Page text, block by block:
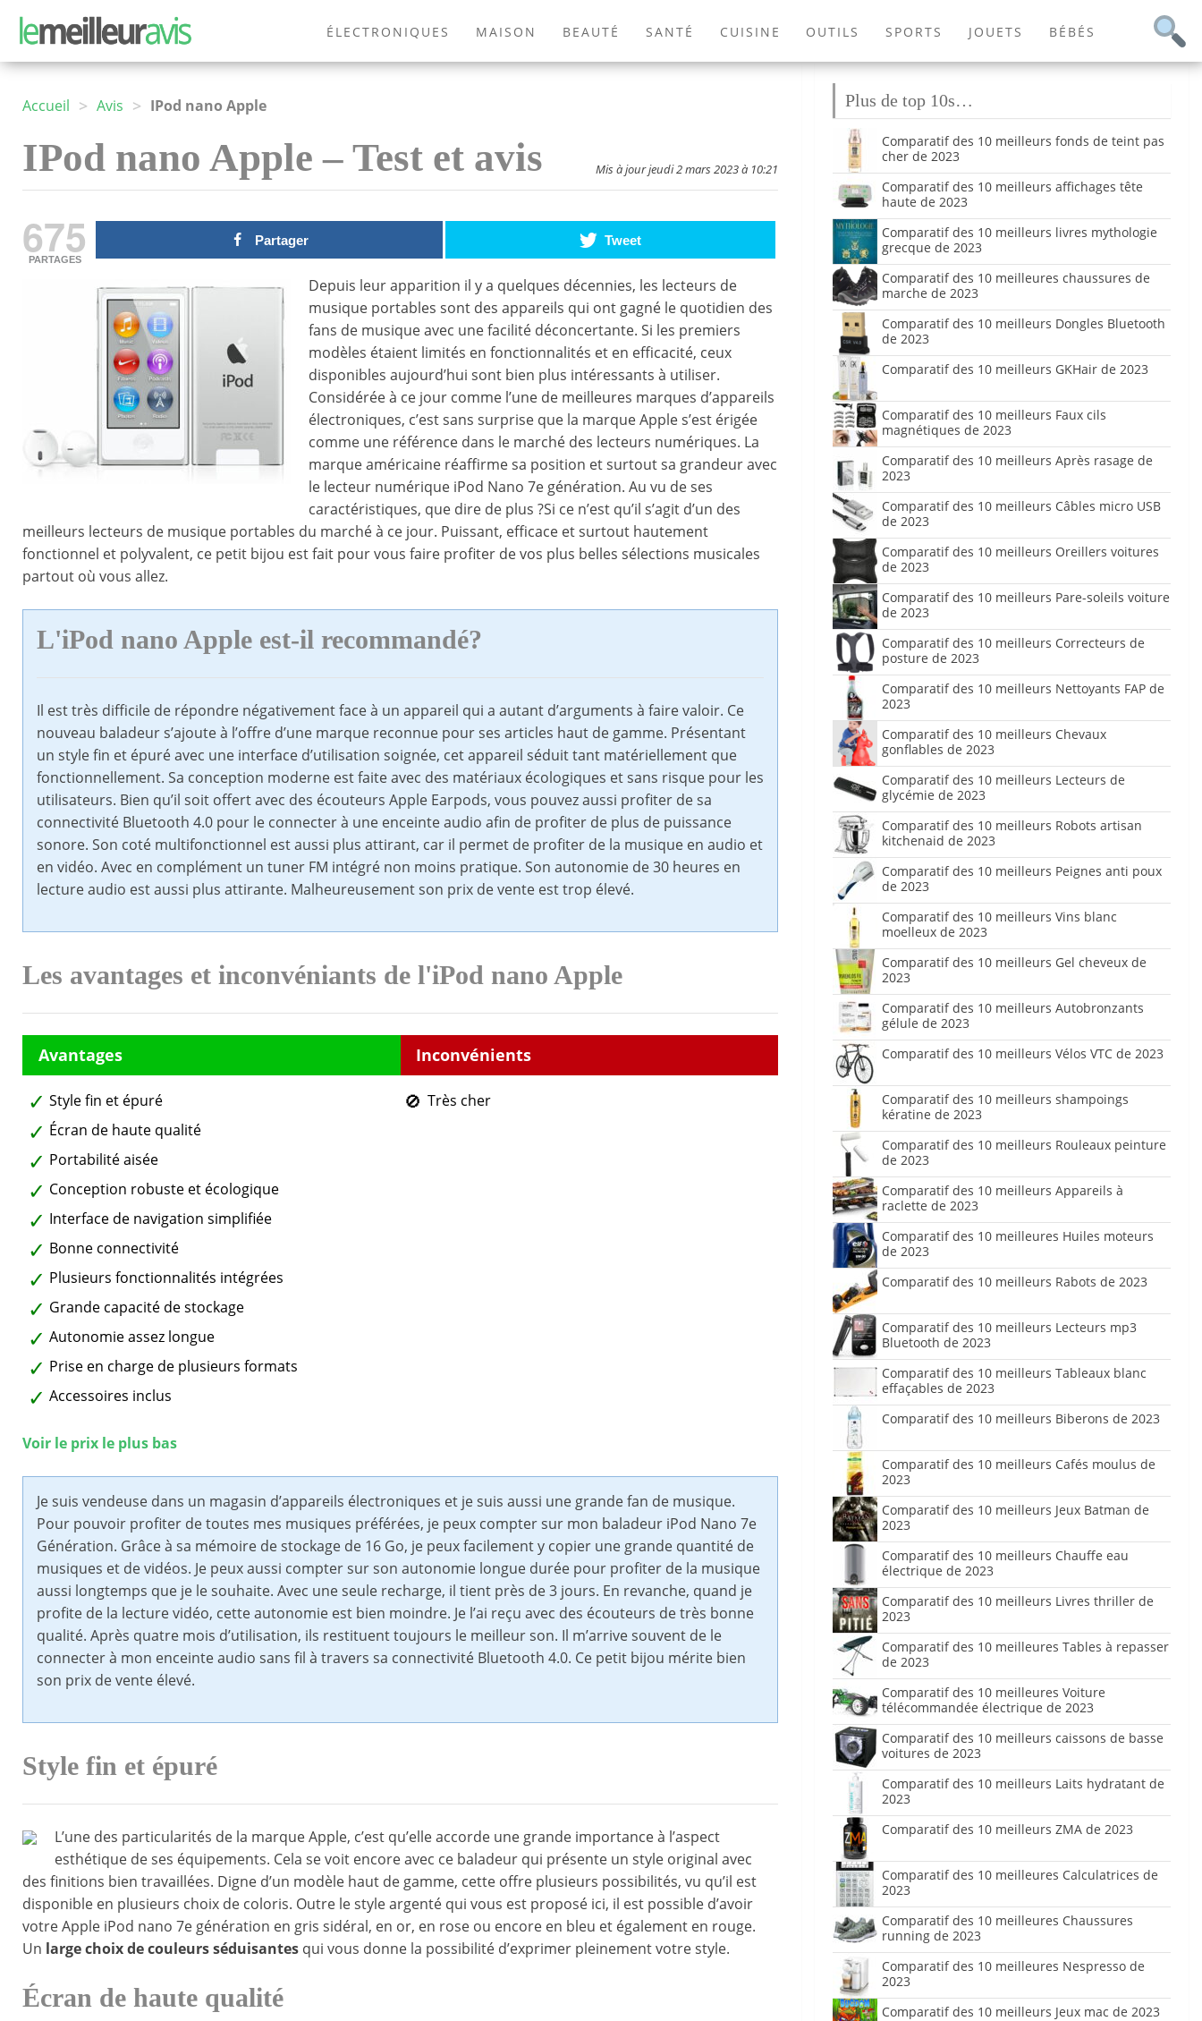
ÉLECTRONIQUES MAISON BEAUTÉ SANTÉ CUISINE OUTILS SPORTS JOUETS BÉBÉS
MODE EXTÉRIEUR ANIMAUX JEUX VIDÉOS LIVRES
Accueil > Avis > IPod nano Apple
IPod nano Apple – Test et avis Mis à jour jeudi 2 mars 2023 à 10:21
675
PARTAGES
Partager Tweet
Depuis leur apparition il y a quelques décennies, les lecteurs de
musique portables sont des appareils qui ont gagné le quotidien des
fans de musique avec une facilité déconcertante. Si les premiers
modèles étaient limités en fonctionnalités et en efficacité, ceux
disponibles aujourd’hui sont bien plus intéressants à utiliser.
Considérée à ce jour comme l’une de meilleures marques d’appareils
électroniques, c’est sans surprise que la marque Apple s’est érigée
comme une référence dans le marché des lecteurs numériques. La
marque américaine réaffirme sa position et surtout sa grandeur avec
le lecteur numérique iPod Nano 7e génération. Au vu de ses
caractéristiques, que dire de plus ?Si ce n’est qu’il s’agit d’un des
meilleurs lecteurs de musique portables du marché à ce jour. Puissant, efficace et surtout hautement
fonctionnel et polyvalent, ce petit bijou est fait pour vous faire profiter de vos plus belles sélections musicales
partout où vous allez.
L'iPod nano Apple est-il recommandé?
Il est très difficile de répondre négativement face à un appareil qui a autant d’arguments à faire valoir. Ce
nouveau baladeur s’ajoute à l’offre d’une marque reconnue pour ses articles haut de gamme. Présentant
un style fin et épuré avec une interface d’utilisation soignée, cet appareil séduit tant matériellement que
fonctionnellement. Sa conception moderne est faite avec des matériaux écologiques et sans risque pour les
utilisateurs. Bien qu’il soit offert avec des écouteurs Apple Earpods, vous pouvez aussi profiter de sa
connectivité Bluetooth 4.0 pour le connecter à une enceinte audio afin de profiter de plus de puissance
sonore. Son coté multifonctionnel est aussi plus attirant, car il permet de profiter de la musique en audio et
en vidéo. Avec en complément un tuner FM intégré non moins pratique. Son autonomie de 30 heures en
lecture audio est aussi plus attirante. Malheureusement son prix de vente est trop élevé.
Les avantages et inconvéniants de l'iPod nano Apple
Style fin et épuré
Écran de haute qualité
Portabilité aisée
Conception robuste et écologique
Interface de navigation simplifiée
Bonne connectivité
Plusieurs fonctionnalités intégrées
Grande capacité de stockage
Autonomie assez longue
Prise en charge de plusieurs formats
Accessoires inclus
Très cher
Voir le prix le plus bas
Je suis vendeuse dans un magasin d’appareils électroniques et je suis aussi une grande fan de musique.
Pour pouvoir profiter de toutes mes musiques préférées, je peux compter sur mon baladeur iPod Nano 7e
Génération. Grâce à sa mémoire de stockage de 16 Go, je peux facilement y copier une grande quantité de
musiques et de vidéos. Je peux aussi compter sur son autonomie longue durée pour profiter de la musique
aussi longtemps que je le souhaite. Avec une seule recharge, il tient près de 3 jours. En revanche, quand je
profite de la lecture vidéo, cette autonomie est bien moindre. Je l’ai reçu avec des écouteurs de très bonne
qualité. Après quatre mois d’utilisation, ils restituent toujours le meilleur son. Il m’arrive souvent de le
connecter à mon enceinte audio sans fil à travers sa connectivité Bluetooth 4.0. Ce petit bijou mérite bien
son prix de vente élevé.
Style fin et épuré
L’une des particularités de la marque Apple, c’est qu’elle accorde une grande importance à l’aspect
esthétique de ses équipements. Cela se voit encore avec ce baladeur qui présente un style original avec
des finitions bien travaillées. Digne d’un modèle haut de gamme, cette offre plusieurs possibilités, vu qu’il est
disponible en plusieurs choix de coloris. Outre le style argenté qui vous est proposé ici, il est possible d’avoir
votre Apple iPod nano 7e génération en gris sidéral, en or, en rose ou encore en bleu et également en rouge.
Un large choix de couleurs séduisantes qui vous donne la possibilité d’exprimer pleinement votre style.
Écran de haute qualité
Plus de top 10s…
Comparatif des 10 meilleurs fonds de teint pas
cher de 2023
Comparatif des 10 meilleurs affichages tête
haute de 2023
Comparatif des 10 meilleurs livres mythologie
grecque de 2023
Comparatif des 10 meilleures chaussures de
marche de 2023
Comparatif des 10 meilleurs Dongles Bluetooth
de 2023
Comparatif des 10 meilleurs GKHair de 2023
Comparatif des 10 meilleurs Faux cils
magnétiques de 2023
Comparatif des 10 meilleurs Après rasage de
2023
Comparatif des 10 meilleurs Câbles micro USB
de 2023
Comparatif des 10 meilleurs Oreillers voitures
de 2023
Comparatif des 10 meilleurs Pare-soleils voiture
de 2023
Comparatif des 10 meilleurs Correcteurs de
posture de 2023
Comparatif des 10 meilleurs Nettoyants FAP de
2023
Comparatif des 10 meilleurs Chevaux
gonflables de 2023
Comparatif des 10 meilleurs Lecteurs de
glycémie de 2023
Comparatif des 10 meilleurs Robots artisan
kitchenaid de 2023
Comparatif des 10 meilleurs Peignes anti poux
de 2023
Comparatif des 10 meilleurs Vins blanc
moelleux de 2023
Comparatif des 10 meilleurs Gel cheveux de
2023
Comparatif des 10 meilleurs Autobronzants
gélule de 2023
Comparatif des 10 meilleurs Vélos VTC de 2023
Comparatif des 10 meilleurs shampoings
kératine de 2023
Comparatif des 10 meilleurs Rouleaux peinture
de 2023
Comparatif des 10 meilleurs Appareils à
raclette de 2023
Comparatif des 10 meilleures Huiles moteurs
de 2023
Comparatif des 10 meilleurs Rabots de 2023
Comparatif des 10 meilleurs Lecteurs mp3
Bluetooth de 2023
Comparatif des 10 meilleurs Tableaux blanc
effaçables de 2023
Comparatif des 10 meilleurs Biberons de 2023
Comparatif des 10 meilleurs Cafés moulus de
2023
Comparatif des 10 meilleurs Jeux Batman de
2023
Comparatif des 10 meilleurs Chauffe eau
électrique de 2023
Comparatif des 10 meilleurs Livres thriller de
2023
Comparatif des 10 meilleures Tables à repasser
de 2023
Comparatif des 10 meilleures Voiture
télécommandée électrique de 2023
Comparatif des 10 meilleurs caissons de basse
voitures de 2023
Comparatif des 10 meilleurs Laits hydratant de
2023
Comparatif des 10 meilleurs ZMA de 2023
Comparatif des 10 meilleures Calculatrices de
2023
Comparatif des 10 meilleures Chaussures
running de 2023
Comparatif des 10 meilleures Nespresso de
2023
Comparatif des 10 meilleurs Jeux mac de 2023